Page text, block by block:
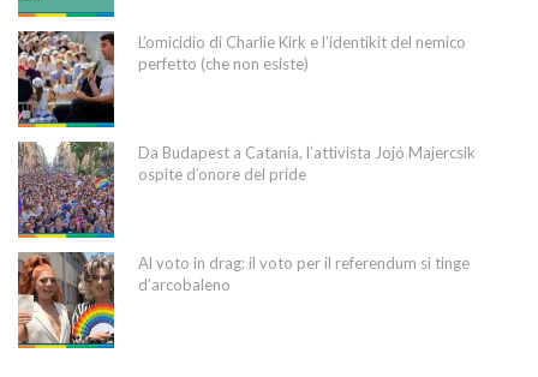
L’omicidio di Charlie Kirk e l’identikit del nemico
perfetto (che non esiste)
Da Budapest a Catania, l’attivista Jojó Majercsik
ospite d’onore del pride
Al voto in drag: il voto per il referendum si tinge
d’arcobaleno